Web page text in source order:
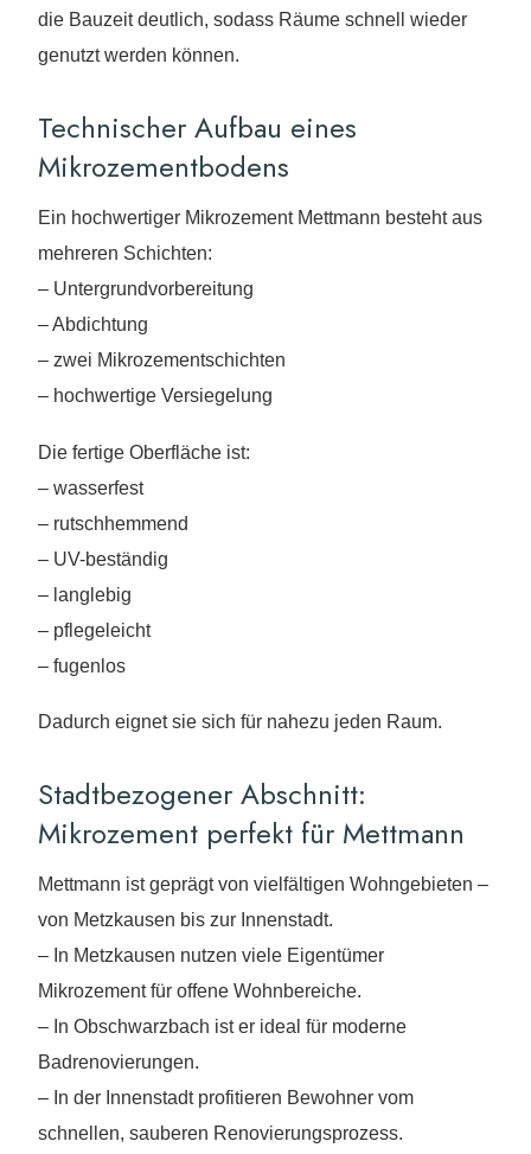
die Bauzeit deutlich, sodass Räume schnell wieder
genutzt werden können.
Technischer Aufbau eines
Mikrozementbodens
Ein hochwertiger Mikrozement Mettmann besteht aus
mehreren Schichten:
– Untergrundvorbereitung
– Abdichtung
– zwei Mikrozementschichten
– hochwertige Versiegelung
Die fertige Oberfläche ist:
– wasserfest
– rutschhemmend
– UV-beständig
– langlebig
– pflegeleicht
– fugenlos
Dadurch eignet sie sich für nahezu jeden Raum.
Stadtbezogener Abschnitt:
Mikrozement perfekt für Mettmann
Mettmann ist geprägt von vielfältigen Wohngebieten –
von Metzkausen bis zur Innenstadt.
– In Metzkausen nutzen viele Eigentümer
Mikrozement für offene Wohnbereiche.
– In Obschwarzbach ist er ideal für moderne
Badrenovierungen.
– In der Innenstadt profitieren Bewohner vom
schnellen, sauberen Renovierungsprozess.